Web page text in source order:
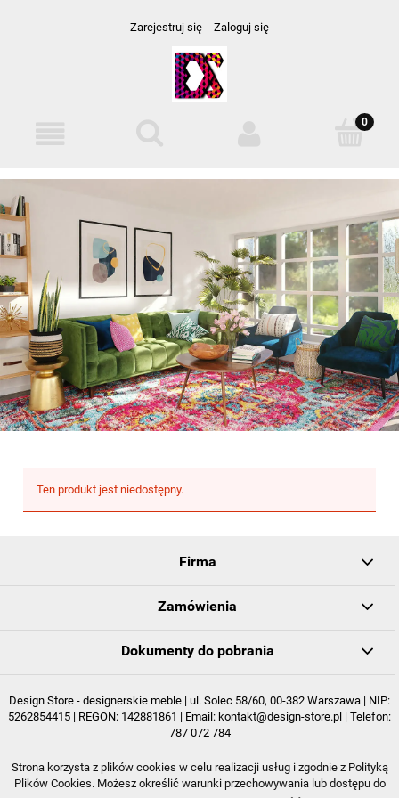
Strona korzysta z plików cookies w celu realizacji usług i zgodnie z Polityką
Plików Cookies. Możesz określić warunki przechowywania lub dostępu do
Zarejestruj się Zaloguj się
Ten produkt jest niedostępny.
Firma
Zamówienia
Dokumenty do pobrania
Design Store - designerskie meble | ul. Solec 58/60, 00-382 Warszawa | NIP:
5262854415 | REGON: 142881861 | Email: kontakt@design-store.pl | Telefon:
787 072 784
POKAŻ PEŁNĄ WERSJĘ STRONY